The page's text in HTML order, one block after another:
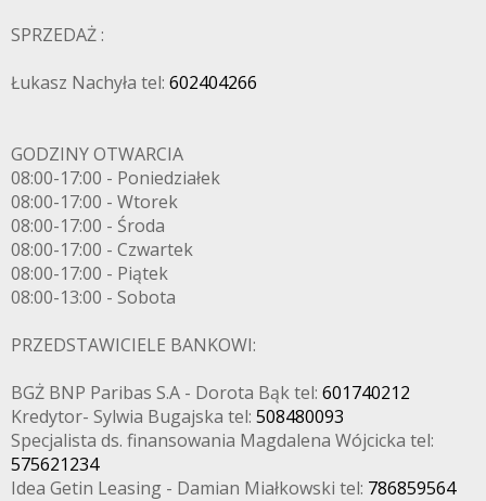
SPRZEDAŻ :
Łukasz Nachyła tel: 602404266
GODZINY OTWARCIA
08:00-17:00 - Poniedziałek
08:00-17:00 - Wtorek
08:00-17:00 - Środa
08:00-17:00 - Czwartek
08:00-17:00 - Piątek
08:00-13:00 - Sobota
PRZEDSTAWICIELE BANKOWI:
BGŻ BNP Paribas S.A - Dorota Bąk tel: 601740212
Kredytor- Sylwia Bugajska tel: 508480093
Specjalista ds. finansowania Magdalena Wójcicka tel:
575621234
Idea Getin Leasing - Damian Miałkowski tel: 786859564